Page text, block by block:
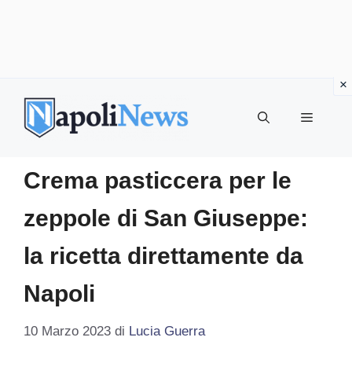
contenuto
MENU
Crema pasticcera per le
zeppole di San Giuseppe:
la ricetta direttamente da
Napoli
10 Marzo 2023 di Lucia Guerra